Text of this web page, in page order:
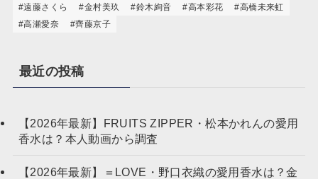
#遠藤さくら
#金村美玖 #鈴木絢音 #高本彩花
#高橋未来虹
#高瀬愛奈
#齊藤京子
最近の投稿
【2026年最新】FRUITS ZIPPER・松本かれんの愛用
香水は？本人動画から調査
【2026年最新】＝LOVE・野口衣織の愛用香水は？金